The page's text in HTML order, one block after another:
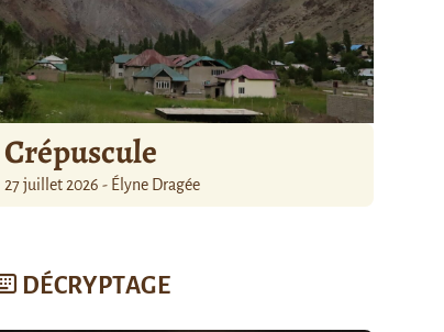
Crépuscule
27 juillet 2026 - Élyne Dragée
DÉCRYPTAGE